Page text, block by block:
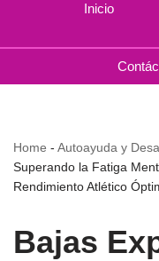
Inicio
Home - Autoayuda y
Superando la Fatiga
Rendimiento Atlético
Bajas